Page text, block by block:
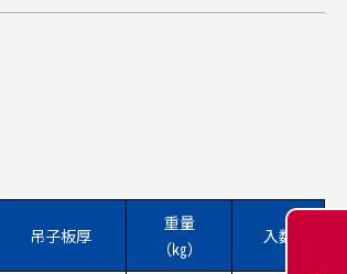
吊子板厚
重量
（㎏）
入数